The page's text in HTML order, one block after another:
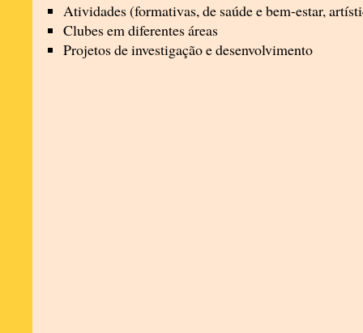
Atividades (formativas, de saúde e bem-estar,
Clubes em diferentes áreas
Projetos de investigação e desenvolvimento